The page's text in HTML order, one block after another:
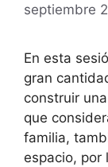
septiembre
En esta
gran
construir
que
familia,
espacio, por